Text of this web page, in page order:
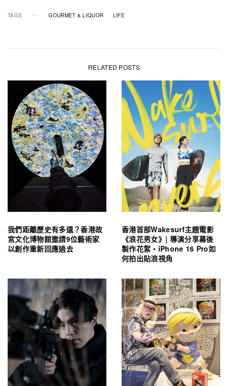
TAGS GOURMET & LIQUOR LIFE
RELATED POSTS
我們距離歷史有多遠？香港故
宮文化博物館邀請9位藝術家
以創作重新回應過去
香港首部Wakesurf主題電影
《浪花男女》| 導演分享幕後
製作花絮・iPhone 16 Pro如
何拍出貼浪視角